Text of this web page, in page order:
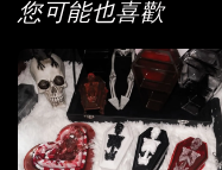
您可能也喜歡